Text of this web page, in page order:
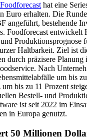
Foodforecast hat eine
Euro erhalten. Die
angeführt, bestehende
Foodforecast entwickelt
Produktionsprognose
Haltbarkeit. Ziel ist
durch präzisere Planung
Nach
um bis
bis zu 11 Prozent
Bestell- und
ist seit 2022 im
in Europa genutzt.
50 Millionen